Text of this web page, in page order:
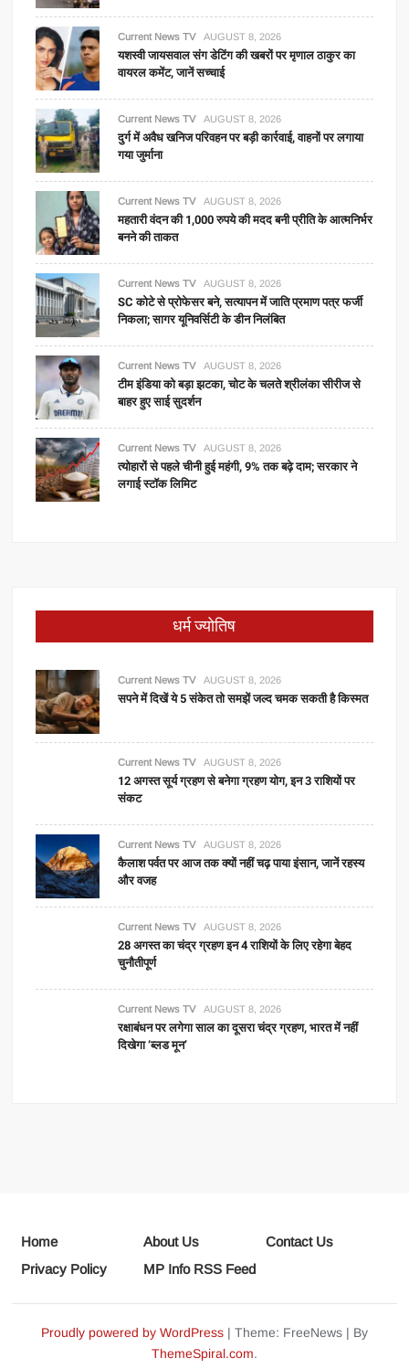
Current News TV AUGUST 8, 2026
यशस्वी जायसवाल संग डेटिंग की खबरों पर मृणाल ठाकुर का
वायरल कमेंट, जानें सच्चाई
Current News TV AUGUST 8, 2026
दुर्ग में अवैध खनिज परिवहन पर बड़ी कार्रवाई, वाहनों पर लगाया
गया जुर्माना
Current News TV AUGUST 8, 2026
महतारी वंदन की 1,000 रुपये की मदद बनी प्रीति के आत्मनिर्भर
बनने की ताकत
Current News TV AUGUST 8, 2026
SC कोटे से प्रोफेसर बने, सत्यापन में जाति प्रमाण पत्र फर्जी
निकला; सागर यूनिवर्सिटी के डीन निलंबित
Current News TV AUGUST 8, 2026
टीम इंडिया को बड़ा झटका, चोट के चलते श्रीलंका सीरीज से
बाहर हुए साई सुदर्शन
Current News TV AUGUST 8, 2026
त्योहारों से पहले चीनी हुई महंगी, 9% तक बढ़े दाम; सरकार ने
लगाई स्टॉक लिमिट
धर्म ज्योतिष
Current News TV AUGUST 8, 2026
सपने में दिखें ये 5 संकेत तो समझें जल्द चमक सकती है किस्मत
Current News TV AUGUST 8, 2026
12 अगस्त सूर्य ग्रहण से बनेगा ग्रहण योग, इन 3 राशियों पर
संकट
Current News TV AUGUST 8, 2026
कैलाश पर्वत पर आज तक क्यों नहीं चढ़ पाया इंसान, जानें रहस्य
और वजह
Current News TV AUGUST 8, 2026
28 अगस्त का चंद्र ग्रहण इन 4 राशियों के लिए रहेगा बेहद
चुनौतीपूर्ण
Current News TV AUGUST 8, 2026
रक्षाबंधन पर लगेगा साल का दूसरा चंद्र ग्रहण, भारत में नहीं
दिखेगा ‘ब्लड मून’
Home About Us
Contact Us
Privacy Policy
MP Info RSS Feed
Proudly powered by WordPress | Theme: FreeNews | By
ThemeSpiral.com.